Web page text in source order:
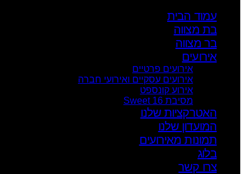
עמוד הבית
בת מצווה
בר מצווה
אירועים
אירועים פרטיים
אירועים עסקיים ואירועי חברה
אירוע קונספט
מסיבת Sweet 16
האטרקציות שלנו
המועדון שלנו
תמונות מאירועים
בלוג
צרו קשר